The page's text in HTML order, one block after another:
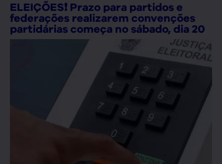
ELEIÇÕES❗ Prazo para partidos e
federações realizarem convenções
partidárias começa no sábado, dia 20